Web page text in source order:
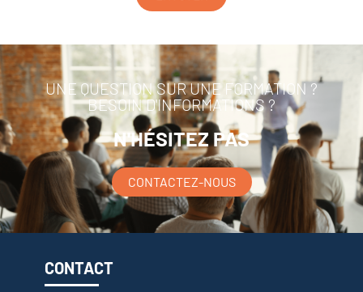
UNE QUESTION SUR UNE FORMATION ?
BESOIN D'INFORMATIONS ?
N'HÉSITEZ PAS
CONTACTEZ-NOUS
CONTACT